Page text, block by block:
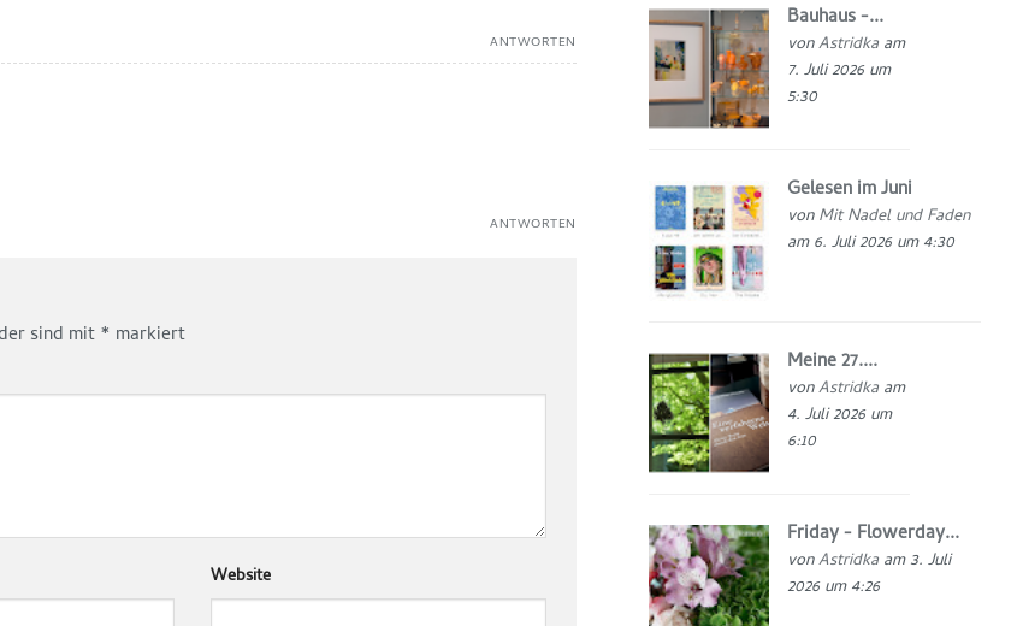
ANTWORTEN
ANTWORTEN
sind mit* markiert
Website
Bauhaus -...
vonAstridka am
7. Juli 2026 um
5:30
Gelesen im Juni
vonMit Nadel und Faden
am 6. Juli 2026 um 4:30
Meine 27....
vonAstridka am
4. Juli 2026 um
6:10
Friday - Flowerday...
vonAstridka am 3. Juli
2026 um 4:26